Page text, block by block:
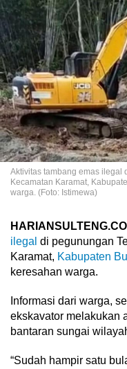
Aktivitas tambang emas ilegal
Kecamatan Karamat,
warga. (Foto: Istimewa)
ilegal di pegunungan
Karamat, Kabupaten
keresahan warga.
Informasi dari warga,
ekskavator melakukan
bantaran sungai
“Sudah hampir satu